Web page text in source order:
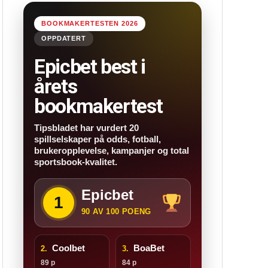
BOOKMAKERTESTEN 2026
OPPDATERT
Epicbet best i
årets
bookmakertest
Tipsbladet har vurdert 20
spillselskaper på odds, fotball,
brukeropplevelse, kampanjer og total
sportsbook-kvalitet.
1 Epicbet
90 AV 100 POENG
2. Coolbet
89 p
3. BoaBet
84 p